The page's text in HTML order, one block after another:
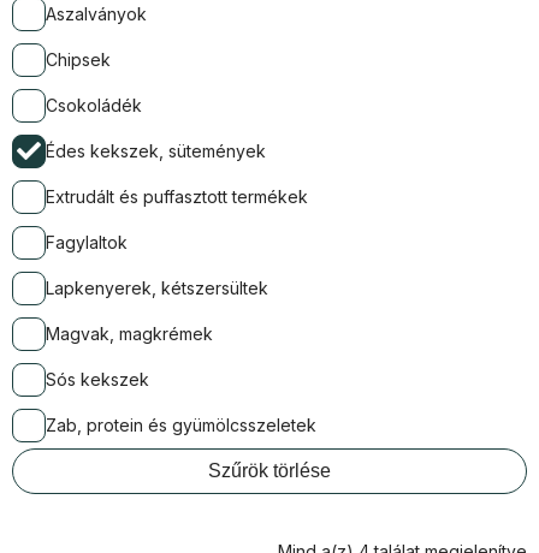
Aszalványok
Chipsek
Csokoládék
Édes kekszek, sütemények
Extrudált és puffasztott termékek
Fagylaltok
Lapkenyerek, kétszersültek
Magvak, magkrémek
Sós kekszek
Zab, protein és gyümölcsszeletek